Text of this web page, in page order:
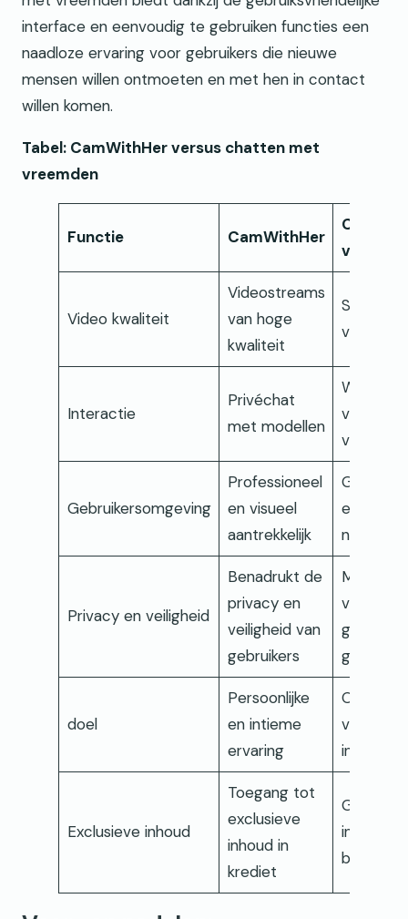
interface en eenvoudig te gebruiken functies een
naadloze ervaring voor gebruikers die nieuwe
mensen willen ontmoeten en met hen in contact
willen komen.
Tabel: CamWithHer versus chatten met
vreemden
Functie CamWithHer
Video kwaliteit
Videostreams
van hoge
kwaliteit
Interactie
Privéchat
met modellen
Gebruikersomgeving
Professioneel
en visueel
aantrekkelijk
en
Privacy en veiligheid
Benadrukt de
privacy en
veiligheid van
gebruikers
doel
Persoonlijke
en intieme
ervaring
Exclusieve inhoud
Toegang tot
exclusieve
inhoud in
krediet
Geen
inhoud